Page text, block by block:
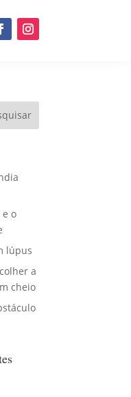
e o
lúpus
a
cheio